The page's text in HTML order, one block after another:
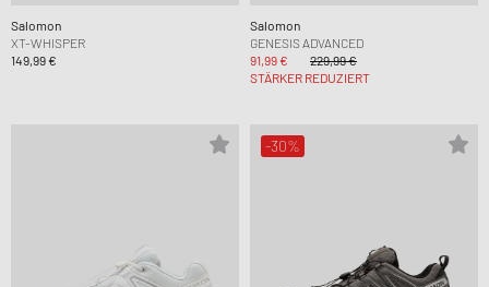
Salomon
XT-WHISPER
149,99 €
Salomon
GENESIS ADVANCED
91,99 €
229,99 €
STÄRKER REDUZIERT
-30%